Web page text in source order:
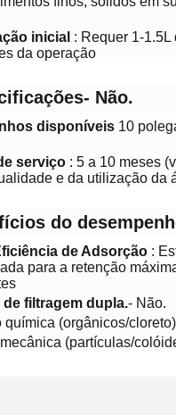
Produtos Vídeos
inicial : Requer 1-1.5L
da operação
- Não.
disponíveis 10
serviço : 5 a 10 meses
e da utilização da
do
de Adsorção :
para a retenção
de filtragem dupla.- Não.
química (orgânicos/cloreto)
(partículas/